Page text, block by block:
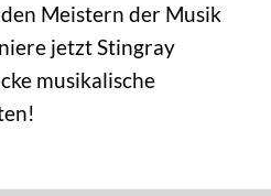
Meistern der Musik
jetzt Stingray
musikalische